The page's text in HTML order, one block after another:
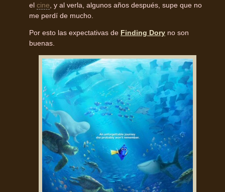
el cine , y al verla, algunos años después, supe que no
me perdí de mucho.
Por esto las expectativas de Finding Dory no son
buenas.